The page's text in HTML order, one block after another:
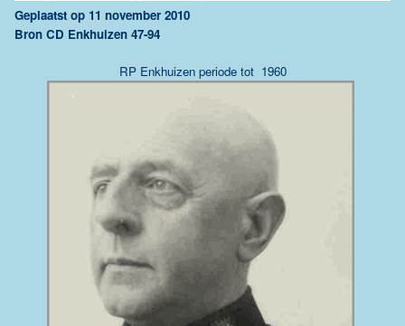
Geplaatst op 11 november 2010
Bron CD Enkhuizen 47-94
RP Enkhuizen periode tot 1960